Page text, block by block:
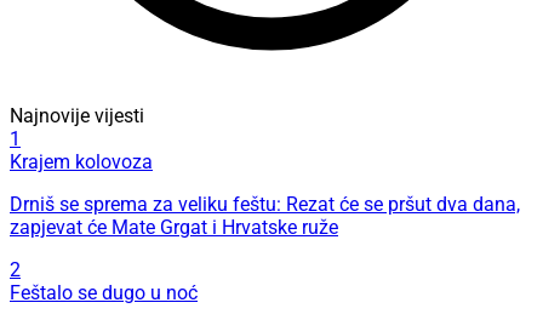
Najnovije vijesti
1
Krajem kolovoza
Drniš se sprema za veliku feštu: Rezat će se pršut dva dana,
zapjevat će Mate Grgat i Hrvatske ruže
2
Feštalo se dugo u noć